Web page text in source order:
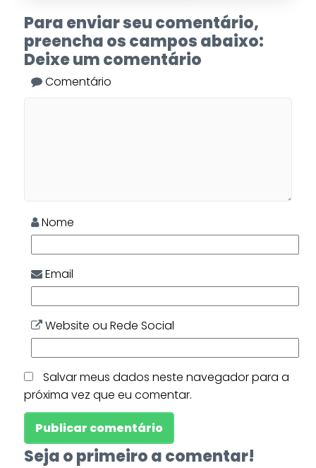
Para enviar seu comentário,
preencha os campos abaixo:
Deixe um comentário
Comentário
Nome
Email
Website ou Rede Social
Salvar meus dados neste navegador para a
próxima vez que eu comentar.
Seja o primeiro a comentar!